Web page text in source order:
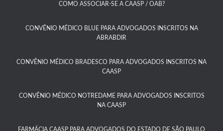
COMO ASSOCIAR-SE A CAASP / OAB?​
CONVÊNIO MÉDICO BLUE PARA ADVOGADOS INSCRITOS NA
ABRABDIR
CONVÊNIO MÉDICO BRADESCO PARA ADVOGADOS INSCRITOS NA
CAASP​
CONVÊNIO MÉDICO NOTREDAME PARA ADVOGADOS INSCRITOS
NA CAASP​
FARMÁCIA CAASP PARA ADVOGADOS DO ESTADO DE SÃO PAULO​